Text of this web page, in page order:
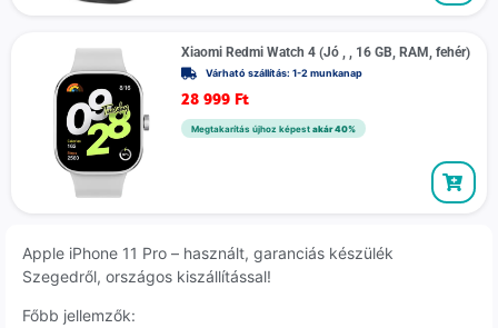
Xiaomi Redmi Watch 4 (Jó , , 16 GB, RAM, fehér)
Várható szállítás: 1-2 munkanap
28 999 Ft
Megtakarítás újhoz képest akár 40%
Apple iPhone 11 Pro – használt, garanciás készülék
Szegedről, országos kiszállítással!
Főbb jellemzők: